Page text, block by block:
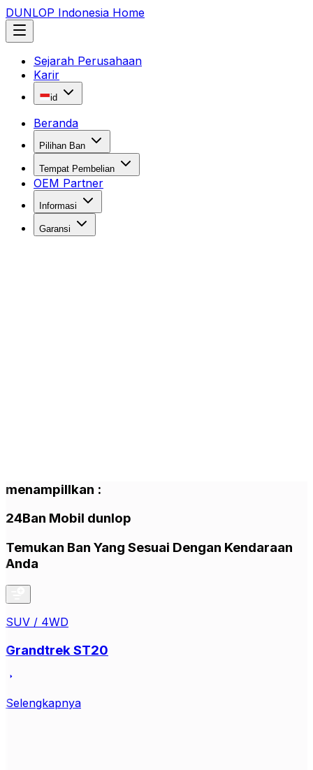
DUNLOP Indonesia Home
Sejarah Perusahaan
Karir
id
Beranda
Pilihan Ban
Tempat Pembelian
OEM Partner
Informasi
Garansi
menampillkan :
24Ban Mobil dunlop
Temukan Ban Yang Sesuai Dengan Kendaraan
Anda
SUV / 4WD
Grandtrek ST20
Selengkapnya